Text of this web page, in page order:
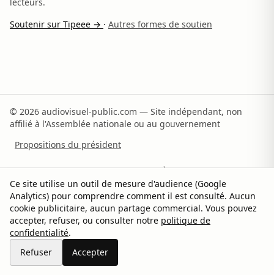
Soutenir sur Tipeee → · Autres formes de soutien
© 2026 audiovisuel-public.com — Site indépendant, non
affilié à l'Assemblée nationale ou au gouvernement
Propositions du président
Recommandations du rapporteur À propos
Méthodologie Sources Contact Soutenir
Confidentialité Gérer les cookies
Partager sur X
Ce site utilise un outil de mesure d'audience (Google
Analytics) pour comprendre comment il est consulté. Aucun
cookie publicitaire, aucun partage commercial. Vous pouvez
accepter, refuser, ou consulter notre politique de
confidentialité.
Refuser
Accepter